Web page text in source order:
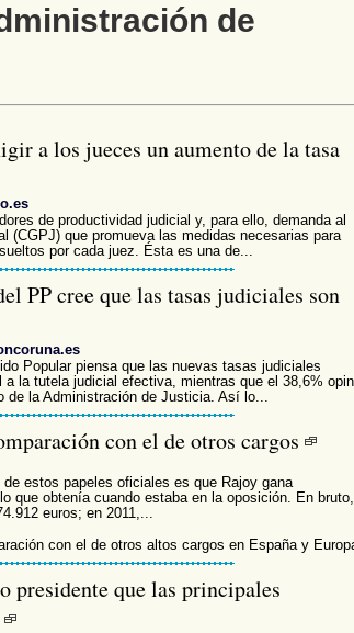
de
a los jueces un aumento de la tasa
de productividad judicial y, para ello, demanda al
(CGPJ) que promueva las medidas necesarias para
por cada juez. Ésta es una de...
PP cree que las tasas judiciales son
Popular piensa que las nuevas tasas judiciales
la tutela judicial efectiva, mientras que el 38,6%
de la Administración de Justicia. Así lo...
con el de otros cargos
estos papeles oficiales es que Rajoy gana
que obtenía cuando estaba en la oposición. En bruto,
euros; en 2011,...
con el de otros altos cargos en España y
presidente que las principales